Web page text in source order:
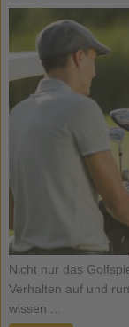
Nicht nur das
Verhalten auf und
wissen ...